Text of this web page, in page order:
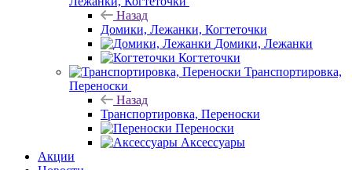
Назад
Домики, Лежанки, Когтеточки
Домики, Лежанки
Когтеточки
Транспортировка,
Переноски
Назад
Транспортировка, Переноски
Переноски
Аксессуары
Акции